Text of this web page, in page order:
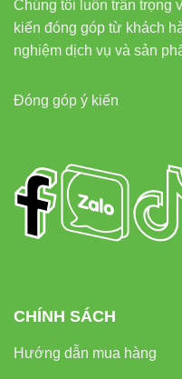
Chúng tôi luôn trân trọng
kiến đóng góp từ khách
nghiệm dịch vụ và sản
Đóng góp ý kiến
CHÍNH SÁCH
Hướng dẫn mua hàng